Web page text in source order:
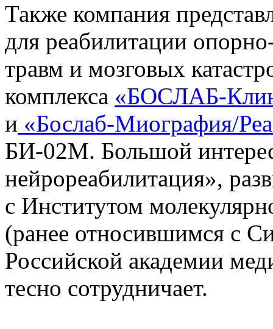
Также компания
для реабилитации
травм и мозговых
комплекса «БОСЛАБ-
и «Бослаб-Миография/
БИ-02М. Большой
нейрореабилитация»,
с Институтом
(ранее относившимся с
Российской академии
тесно сотрудничает.